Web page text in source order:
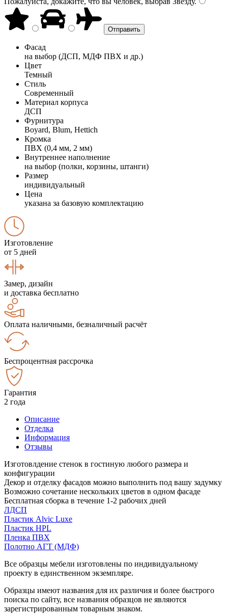
Фасад
на выбор (ДСП, МДФ ПВХ и др.)
Цвет
Темный
Стиль
Современный
Материал корпуса
ДСП
Фурнитура
Boyard, Blum, Hettich
Кромка
ПВХ (0,4 мм, 2 мм)
Внутреннее наполнение
на выбор (полки, корзины, штанги)
Размер
индивидуальный
Цена
указана за базовую комплектацию
Изготовление
от 5 дней
Замер, дизайн
и доставка бесплатно
Оплата наличными, безналичный расчёт
Беспроцентная рассрочка
Гарантия
2 года
Описание
Отделка
Информация
Отзывы
Изготовлдение стенок в гостиную любого размера и
конфигурации
Декор и отделку фасадов можно выполнить под вашу задумку
Возможно сочетание нескольких цветов в одном фасаде
Бесплатная сборка в течение 1-2 рабочих дней
ЛДСП
Пластик Alvic Luxe
Пластик HPL
Пленка ПВХ
Полотно АГТ (МДФ)
Все образцы мебели изготовлены по индивидуальному
проекту в единственном экземпляре.
Образцы имеют названия для их различия и более быстрого
поиска по сайту, все названия образцов не являются
зарегистрированным товарным знаком.